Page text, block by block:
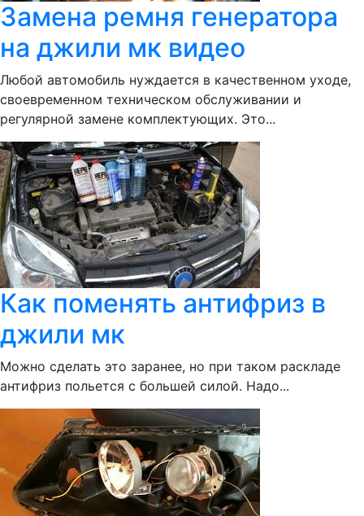
Замена ремня генератора
на джили мк видео
Любой автомобиль нуждается в качественном уходе,
своевременном техническом обслуживании и
регулярной замене комплектующих. Это...
Как поменять антифриз в
джили мк
Можно сделать это заранее, но при таком раскладе
антифриз польется с большей силой. Надо...